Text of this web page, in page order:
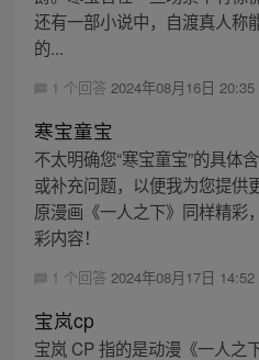
还有一部小说中，自渡真人称
的...
1 个回答 2024年08月16日 20:35
寒宝童宝
不太明确您“寒宝童宝”的具体
或补充问题，以便我为您提供
原漫画《一人之下》同样精彩
彩内容！
1 个回答 2024年08月17日 14:52
宝岚cp
宝岚 CP 指的是动漫《一人之